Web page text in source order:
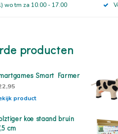
wo tm za 10.00 - 17.00
producten
Smart Farmer
product
koe staand bruin
cm